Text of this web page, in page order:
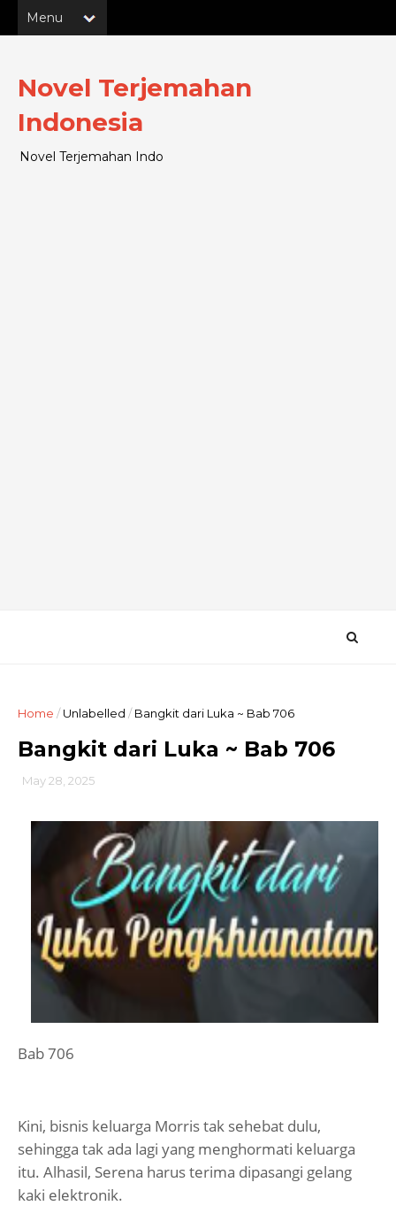
Novel Terjemahan
Indonesia
Novel Terjemahan Indo
Home /Unlabelled / Bangkit dari Luka ~ Bab 706
Bangkit dari Luka ~ Bab 706
May 28, 2025
Bab 706
Kini, bisnis keluarga Morris tak sehebat dulu,
sehingga tak ada lagi yang menghormati keluarga
itu. Alhasil, Serena harus terima dipasangi gelang
kaki elektronik.